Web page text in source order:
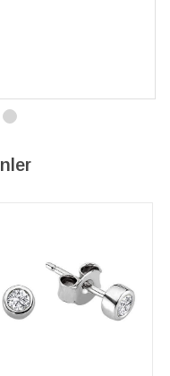
hazırlanmış bir